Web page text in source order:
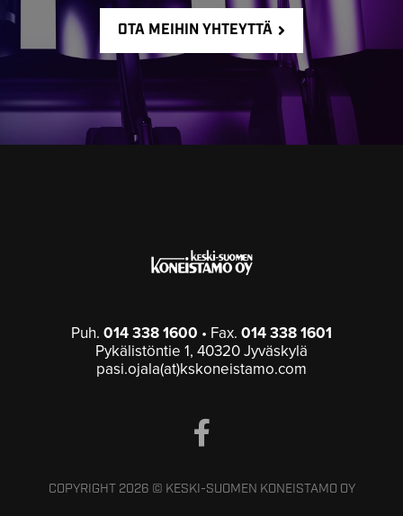
OTA MEIHIN YHTEYTTÄ
Puh. 014 338 1600 • Fax. 014 338 1601
Pykälistöntie 1, 40320 Jyväskylä
pasi.ojala(at)kskoneistamo.com
COPYRIGHT 2026 © KESKI-SUOMEN KONEISTAMO OY